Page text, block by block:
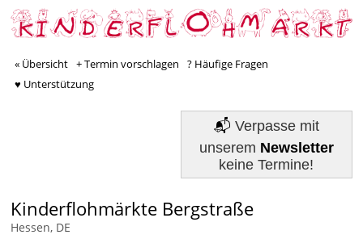
« Übersicht + Termin vorschlagen
? Häufige Fragen
♥ Unterstützung
📬 Verpasse mit
unserem Newsletter
keine Termine!
Kinderflohmärkte Bergstraße
Hessen, DE